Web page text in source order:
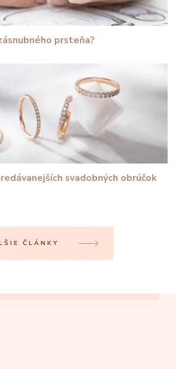
prsteňa?
svadobných obrúčok
ČLÁNKY